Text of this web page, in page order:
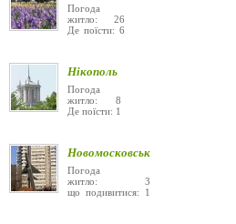
Погода
житло: 26
Де поїсти: 6
Нікополь
Погода
житло: 8
Де поїсти: 1
Новомосковськ
Погода
житло: 3
що подивитися: 1